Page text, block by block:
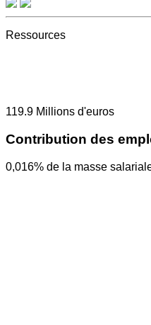
Ressources
119.9 Millions d'euros
Contribution des
0,016% de la masse